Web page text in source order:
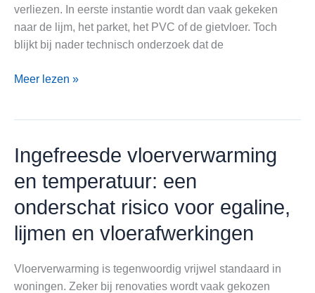
verliezen. In eerste instantie wordt dan vaak gekeken
naar de lijm, het parket, het PVC of de gietvloer. Toch
blijkt bij nader technisch onderzoek dat de
Dekvloer
moet
de
vloerspecialist
op
voordat
begint?
Meer lezen »
Ingefreesde vloerverwarming
en temperatuur: een
onderschat risico voor egaline,
lijmen en vloerafwerkingen
Vloerverwarming is tegenwoordig vrijwel standaard in
woningen. Zeker bij renovaties wordt vaak gekozen